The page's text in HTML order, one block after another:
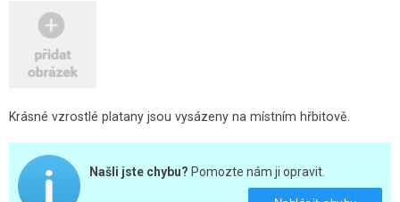
Krásné vzrostlé platany jsou vysázeny na místním hřbitově.
Našli jste chybu? Pomozte nám ji opravit.